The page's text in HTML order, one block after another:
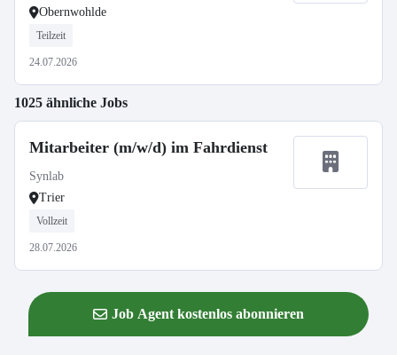
Obernwohlde
Teilzeit
24.07.2026
1025 ähnliche Jobs
Mitarbeiter (m/w/d) im Fahrdienst
Synlab
Trier
Vollzeit
28.07.2026
Job Agent kostenlos abonnieren